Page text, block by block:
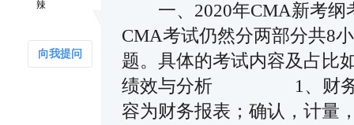
向我提问
一、2020年CMA新
CMA考试仍然分两部分共8
题。具体的考试内容及
绩效与分析 1、财
容为财务报表；确认，